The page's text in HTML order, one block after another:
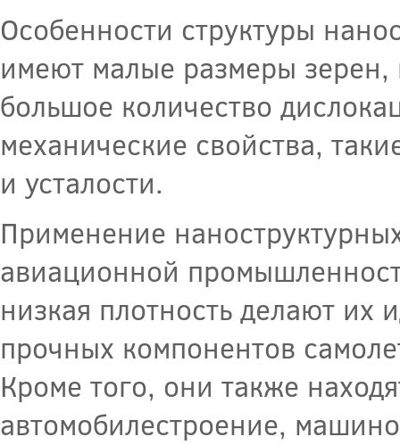
Особенности структуры
имеют малые размеры
большое количество
механические свойства,
и усталости.
Применение
авиационной
низкая плотность делают их
прочных компонентов
Кроме того, они также
автомобилестроение,